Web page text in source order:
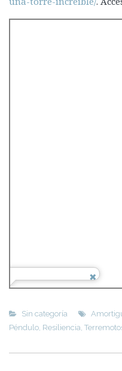
Sin categoría
Péndulo, Resiliencia,